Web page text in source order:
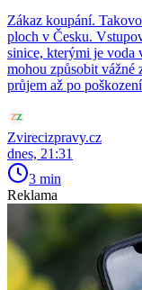
Zákaz koupání.
ploch v Česku.
sinice, kterými je voda
mohou způsobit
průjem až po
Zvirecizpravy.cz
dnes, 21:31
3 min
Reklama